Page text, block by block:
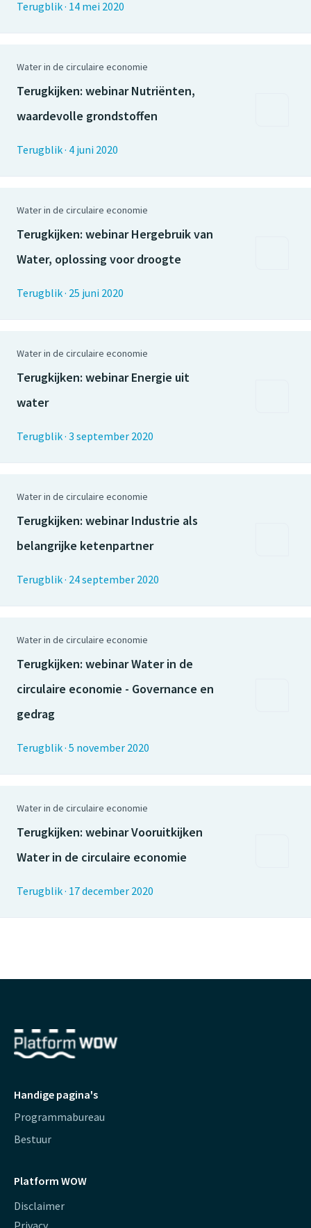
Terugblik· 14 mei 2020
Water in de circulaire economie
Terugkijken: webinar Nutriënten,
waardevolle grondstoffen
Terugblik· 4 juni 2020
Water in de circulaire economie
Terugkijken: webinar Hergebruik van
Water, oplossing voor droogte
Terugblik· 25 juni 2020
Water in de circulaire economie
Terugkijken: webinar Energie uit
water
Terugblik· 3 september 2020
Water in de circulaire economie
Terugkijken: webinar Industrie als
belangrijke ketenpartner
Terugblik· 24 september 2020
Water in de circulaire economie
Terugkijken: webinar Water in de
circulaire economie - Governance en
gedrag
Terugblik· 5 november 2020
Water in de circulaire economie
Terugkijken: webinar Vooruitkijken
Water in de circulaire economie
Terugblik· 17 december 2020
Handige pagina's
Programmabureau
Bestuur
Platform WOW
Disclaimer